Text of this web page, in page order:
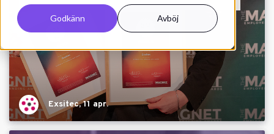
Godkänn Avböj
Exsitec, 11 apr.